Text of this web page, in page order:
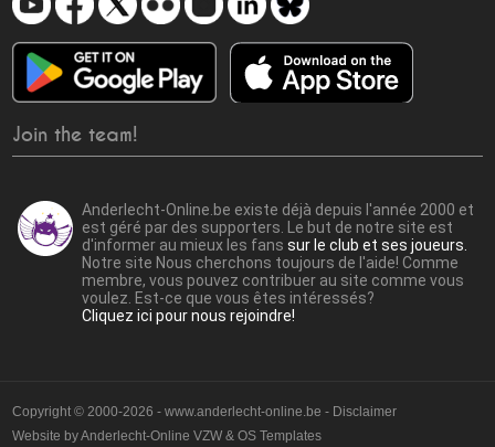
Join the team!
Anderlecht-Online.be existe déjà depuis l'année 2000 et
est géré par des supporters. Le but de notre site est
d'informer au mieux les fanssur le club et ses joueurs.
Notre site Nous cherchons toujours de l'aide! Comme
membre, vous pouvez contribuer au site comme vous
voulez. Est-ce que vous êtes intéressés?
Cliquez ici pour nous rejoindre!
Copyright © 2000-2026 - www.anderlecht-online.be - Disclaimer
Website byAnderlecht-Online VZW &OS Templates